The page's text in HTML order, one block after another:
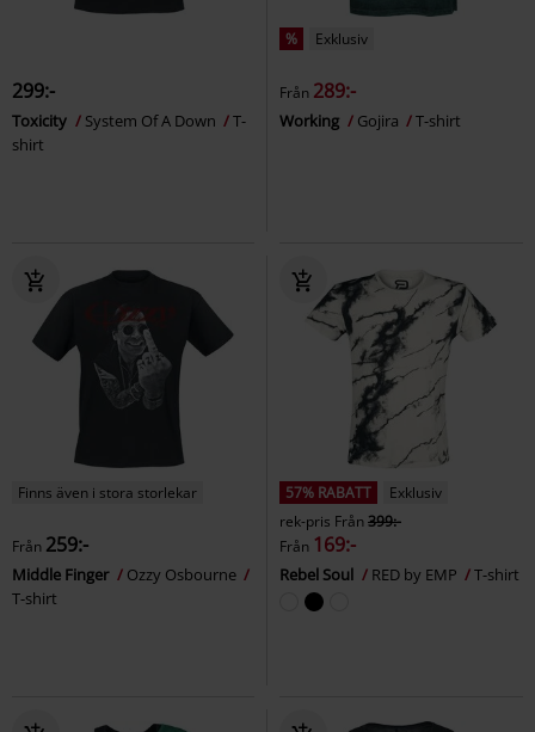
299:-
Toxicity System Of A Down
T-
shirt
% Exklusiv
Från 289:-
Working Gojira T-shirt
Finns även i stora storlekar
Från 259:-
Middle Finger
Ozzy Osbourne
T-shirt
57% RABATT
Exklusiv
rek-pris Från399:-
Från 169:-
Rebel Soul RED by EMP T-shirt